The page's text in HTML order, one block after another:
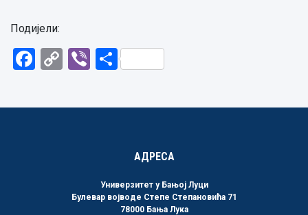
Подијели:
Facebook
CopyViberShare
АДРЕСА
Универзитет у Бањој Луци
Булевар војводе Степе Степановића 71
78000 Бања Лука